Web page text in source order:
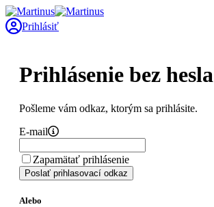
Prihlásiť
Prihlásenie bez hesla
Pošleme vám odkaz, ktorým sa prihlásite.
E-mail
Zapamätať prihlásenie
Poslať prihlasovací odkaz
Alebo